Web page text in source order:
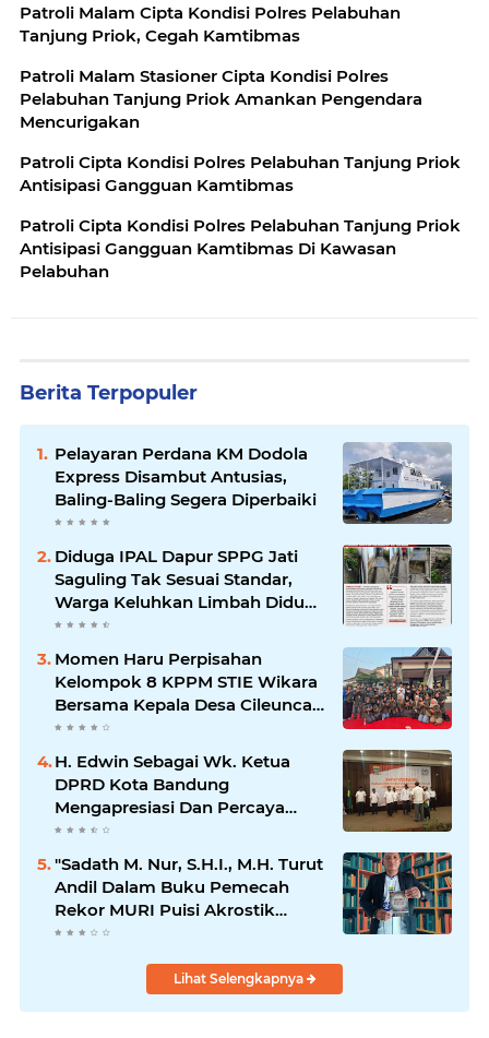
Patroli Malam Cipta Kondisi Polres Pelabuhan
Tanjung Priok, Cegah Kamtibmas
Patroli Malam Stasioner Cipta Kondisi Polres
Pelabuhan Tanjung Priok Amankan Pengendara
Mencurigakan
Patroli Cipta Kondisi Polres Pelabuhan Tanjung Priok
Antisipasi Gangguan Kamtibmas
Patroli Cipta Kondisi Polres Pelabuhan Tanjung Priok
Antisipasi Gangguan Kamtibmas Di Kawasan
Pelabuhan
Berita Terpopuler
Pelayaran Perdana KM Dodola
Express Disambut Antusias,
Baling-Baling Segera Diperbaiki
Diduga IPAL Dapur SPPG Jati
Saguling Tak Sesuai Standar,
Warga Keluhkan Limbah Diduga
Mengalir ke Sungai
Momen Haru Perpisahan
Kelompok 8 KPPM STIE Wikara
Bersama Kepala Desa Cileunca
di Kecamatan Bojong
H. Edwin Sebagai Wk. Ketua
DPRD Kota Bandung
Mengapresiasi Dan Percaya
Penuh Kepada Kepemimpinan
Merdi Hajiji Sebagai ketua DPD
Lpm Kota Bandung Periode
2021-2026
"Sadath M. Nur, S.H.I., M.H. Turut
Andil Dalam Buku Pemecah
Rekor MURI Puisi Akrostik
Terbanyak
Lihat Selengkapnya